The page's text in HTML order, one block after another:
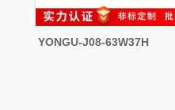
YONGU-J08-63W37H